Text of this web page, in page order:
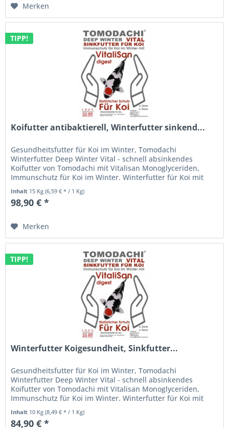
Merken
TIPP!
Koifutter antibaktierell, Winterfutter sinkend...
Gesundheitsfutter für Koi im Winter, Tomodachi
Winterfutter Deep Winter Vital - schnell absinkendes
Koifutter von Tomodachi mit Vitalisan Monoglyceriden,
Immunschutz für Koi im Winter. Winterfutter für Koi mit
Inhalt 15 Kg(6,59 € * / 1 Kg)
98,90 € *
Merken
TIPP!
Winterfutter Koigesundheit, Sinkfutter...
Gesundheitsfutter für Koi im Winter, Tomodachi
Winterfutter Deep Winter Vital - schnell absinkendes
Koifutter von Tomodachi mit Vitalisan Monoglyceriden,
Immunschutz für Koi im Winter. Winterfutter für Koi mit
Inhalt 10 Kg(8,49 € * / 1 Kg)
84,90 € *